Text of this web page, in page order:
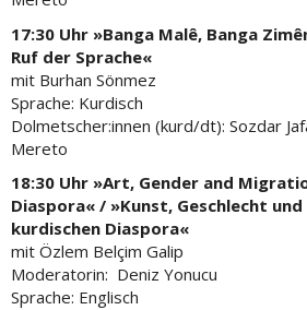
17:30 Uhr »Banga Malê, Banga
Ruf der Sprache«
mit Burhan Sönmez
Sprache: Kurdisch
Dolmetscher:innen (kurd/dt): Sozdar
Mereto
18:30 Uhr »Art, Gender and
Diaspora« / »Kunst, Geschlecht
kurdischen Diaspora«
mit Özlem Belçim Galip
Moderatorin: Deniz Yonucu
Sprache: Englisch